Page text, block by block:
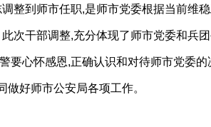
整到师市任职,是师市党委根据当前维
次干部调整,充分体现了师市党委和兵
要心怀感恩,正确认识和对待师市党委
好师市公安局各项工作。